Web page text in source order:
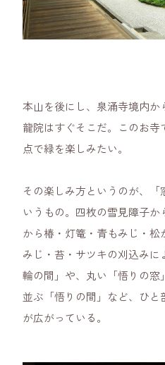
本山を後にし、泉涌寺境内
龍院はすぐそこだ。このお
点で緑を楽しみたい。
その楽しみ方というのが、
いうもの。四枚の雪見障子
から椿・灯篭・青もみじ・
みじ・苔・サツキの刈込み
輪の間」や、丸い「悟りの
並ぶ「悟りの間」など、ひ
が広がっている。